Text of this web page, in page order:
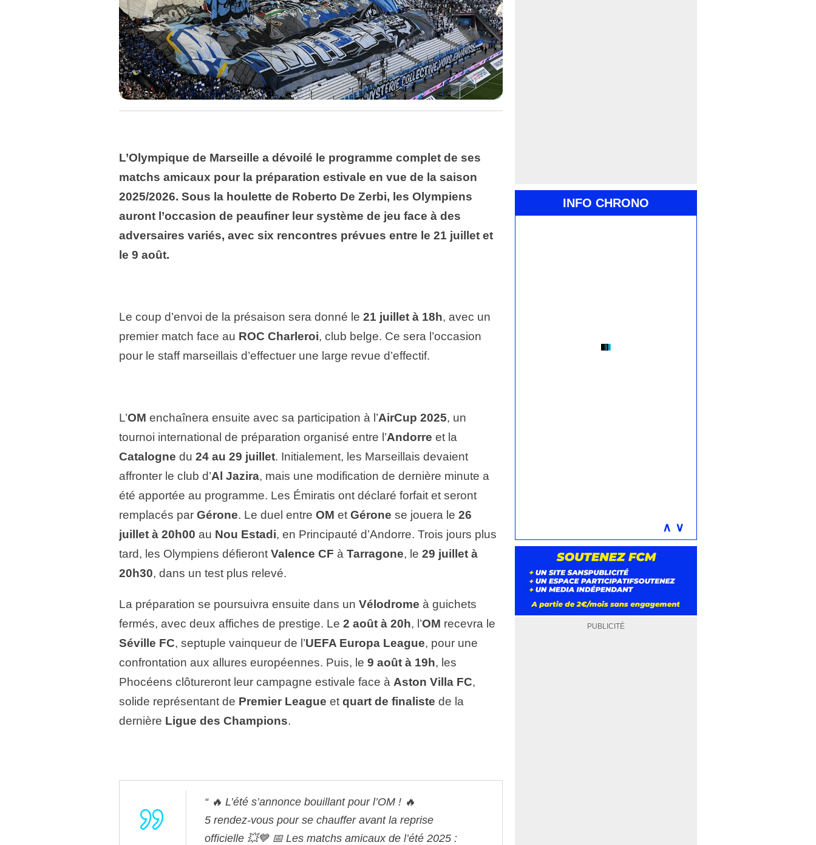
INFO CHRONO
∧ ∨
PUBLICITÉ
L’Olympique de Marseille a dévoilé le programme complet de ses
matchs amicaux pour la préparation estivale en vue de la saison
2025/2026. Sous la houlette de Roberto De Zerbi, les Olympiens
auront l’occasion de peaufiner leur système de jeu face à des
adversaires variés, avec six rencontres prévues entre le 21 juillet et
le 9 août.
Le coup d’envoi de la présaison sera donné le 21 juillet à 18h, avec un
premier match face au ROC Charleroi, club belge. Ce sera l’occasion
pour le staff marseillais d’effectuer une large revue d’effectif.
L’OM enchaînera ensuite avec sa participation à l’AirCup 2025, un
tournoi international de préparation organisé entre l’Andorre et la
Catalogne du 24 au 29 juillet. Initialement, les Marseillais devaient
affronter le club d’Al Jazira, mais une modification de dernière minute a
été apportée au programme. Les Émiratis ont déclaré forfait et seront
remplacés par Gérone. Le duel entre OM et Gérone se jouera le 26
juillet à 20h00 au Nou Estadi, en Principauté d’Andorre. Trois jours plus
tard, les Olympiens défieront Valence CF à Tarragone, le 29 juillet à
20h30, dans un test plus relevé.
La préparation se poursuivra ensuite dans un Vélodrome à guichets
fermés, avec deux affiches de prestige. Le 2 août à 20h, l’OM recevra le
Séville FC, septuple vainqueur de l’UEFA Europa League, pour une
confrontation aux allures européennes. Puis, le 9 août à 19h, les
Phocéens clôtureront leur campagne estivale face à Aston Villa FC,
solide représentant de Premier League et quart de finaliste de la
dernière Ligue des Champions.
🔥 L’été s’annonce bouillant pour l’OM ! 🔥
5 rendez-vous pour se chauffer avant la reprise
officielle 💥💙 📅 Les matchs amicaux de l’été 2025 :